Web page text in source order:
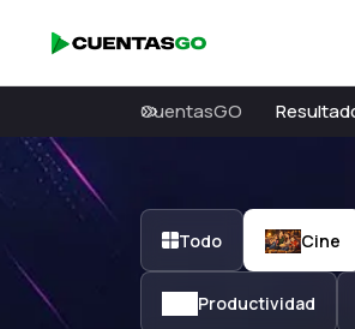
CuentasGO
Todo Cine
Productividad